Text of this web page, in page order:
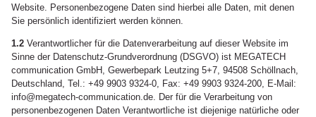
Website. Personenbezogene Daten sind hierbei alle Daten, mit denen
Sie persönlich identifiziert werden können.
1.2 Verantwortlicher für die Datenverarbeitung auf dieser Website im
Sinne der Datenschutz-Grundverordnung (DSGVO) ist MEGATECH
communication GmbH, Gewerbepark Leutzing 5+7, 94508 Schöllnach,
Deutschland, Tel.: +49 9903 9324-0, Fax: +49 9903 9324-200, E-Mail:
info@megatech-communication.de. Der für die Verarbeitung von
personenbezogenen Daten Verantwortliche ist diejenige natürliche oder